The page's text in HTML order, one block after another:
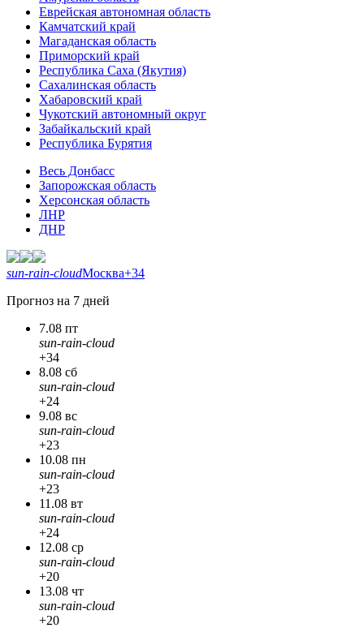
Еврейская автономная область
Камчатский край
Магаданская область
Приморский край
Республика Саха (Якутия)
Сахалинская область
Хабаровский край
Чукотский автономный округ
Забайкальский край
Республика Бурятия
Весь Донбасс
Запорожская область
Херсонская область
ЛНР
ДНР
sun-rain-cloudМосква+34
Прогноз на 7 дней
7.08 пт
sun-rain-cloud
+34
8.08 сб
sun-rain-cloud
+24
9.08 вс
sun-rain-cloud
+23
10.08 пн
sun-rain-cloud
+23
11.08 вт
sun-rain-cloud
+24
12.08 ср
sun-rain-cloud
+20
13.08 чт
sun-rain-cloud
+20